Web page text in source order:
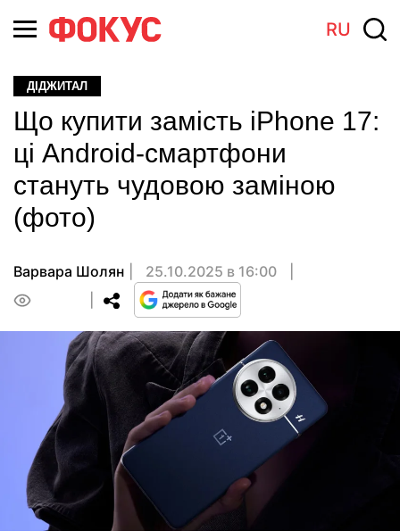
RU
ДІДЖИТАЛ
Що купити замість iPhone 17:
ці Android-смартфони
стануть чудовою заміною
(фото)
Варвара Шолян
25.10.2025 в 16:00